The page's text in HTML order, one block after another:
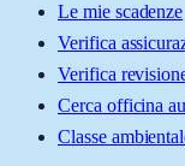
Le mie scadenze
Verifica
Verifica
Cerca officina
Classe